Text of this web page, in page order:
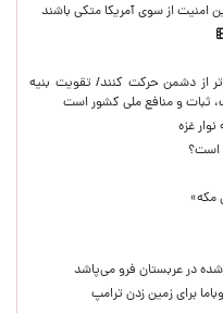
امنیت از سوی آمریکا متکی باشند
از دشمن حرکت کنند/ تقویت بنیه
ثبات و منافع ملی کشور است
غزه
است؟
مکه»
در عربستان فرو می‌پاشد
برای زمین زدن ترامپ